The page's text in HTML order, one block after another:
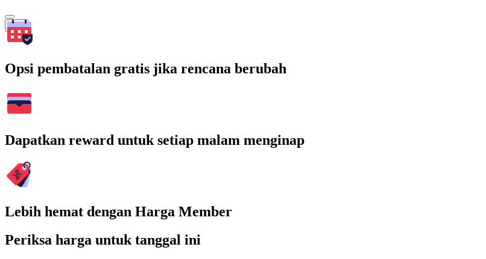
Cari
Opsi pembatalan gratis jika rencana berubah
Dapatkan reward untuk setiap malam menginap
Lebih hemat dengan Harga Member
Periksa harga untuk tanggal ini